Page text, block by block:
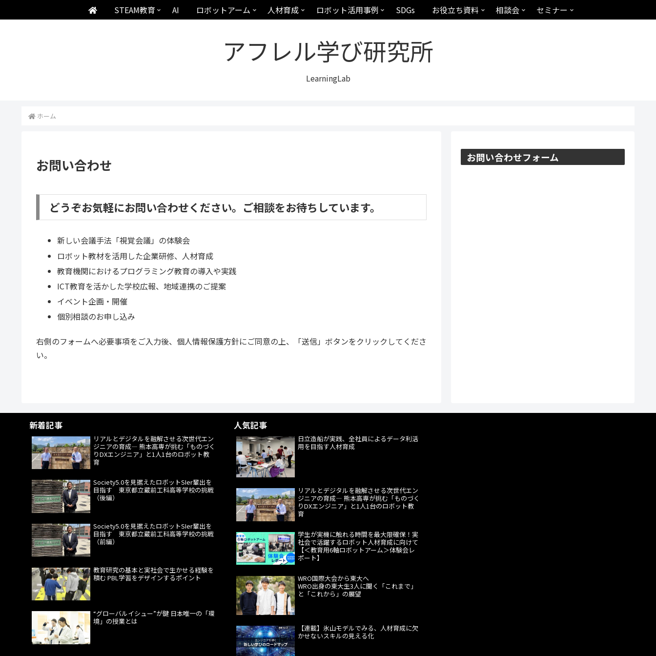
アフレル学び研究所
LearningLab
STEAM教育 AI ロボットアーム 人材育成 ロボット活用事例 SDGs お役立ち資料 相談会 セミナー
ホーム
お問い合わせ
どうぞお気軽にお問い合わせください。ご相談をお待ちしています。
新しい会議手法「視覚会議」の体験会
ロボット教材を活用した企業研修、人材育成
教育機関におけるプログラミング教育の導入や実践
ICT教育を活かした学校広報、地域連携のご提案
イベント企画・開催
個別相談のお申し込み
右側のフォームへ必要事項をご入力後、個人情報保護方針にご同意の上、「送信」ボタンをクリックしてくださ
い。
お問い合わせフォーム
新着記事
リアルとデジタルを融解させる次世代エン
ジニアの育成― 熊本高専が挑む「ものづく
りDXエンジニア」と1人1台のロボット教
育
Society5.0を見据えたロボットSIer輩出を
目指す 東京都立蔵前工科高等学校の挑戦
（後編）
Society5.0を見据えたロボットSIer輩出を
目指す 東京都立蔵前工科高等学校の挑戦
（前編）
教育研究の基本と実社会で生かせる経験を
積む PBL学習をデザインするポイント
“グローバルイシュー”が鍵 日本唯一の「環
境」の授業とは
人気記事
日立造船が実践、全社員によるデータ利活
用を目指す人材育成
リアルとデジタルを融解させる次世代エン
ジニアの育成― 熊本高専が挑む「ものづく
りDXエンジニア」と1人1台のロボット教
育
学生が実機に触れる時間を最大限確保！実
社会で活躍するロボット人材育成に向けて
【＜教育用6軸ロボットアーム＞体験会レ
ポート】
WRO国際大会から東大へ
WRO出身の東大生3人に聞く「これまで」
と「これから」の展望
【連載】氷山モデルでみる、人材育成に欠
かせないスキルの見える化